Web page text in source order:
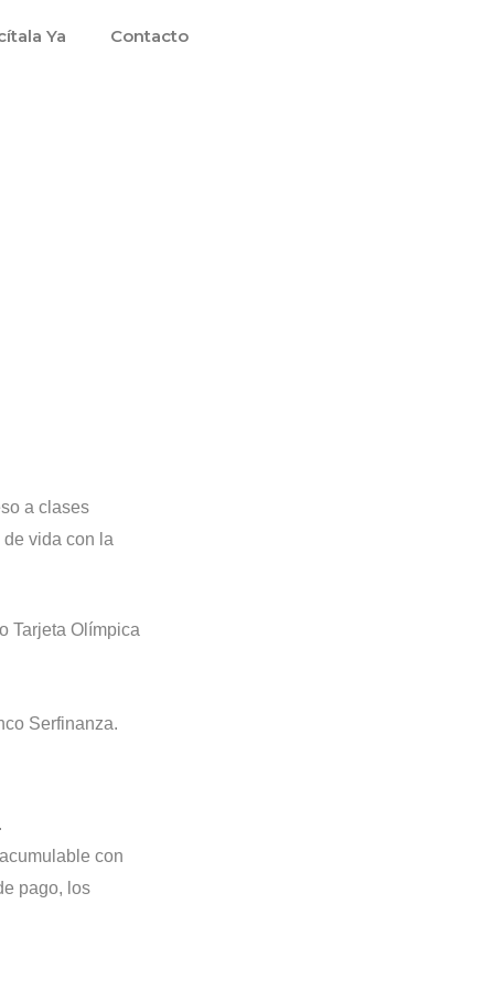
Ya Contacto
a clases
vida con la
Tarjeta Olímpica
Serfinanza.
.
con
pago, los